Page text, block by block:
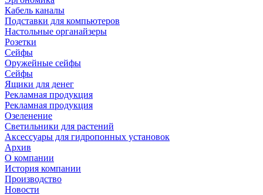
Кабель каналы
Подставки для компьютеров
Настольные органайзеры
Розетки
Сейфы
Оружейные сейфы
Сейфы
Ящики для денег
Рекламная продукция
Рекламная продукция
Озеленение
Светильники для растений
Аксессуары для гидропонных установок
Архив
О компании
История компании
Производство
Новости